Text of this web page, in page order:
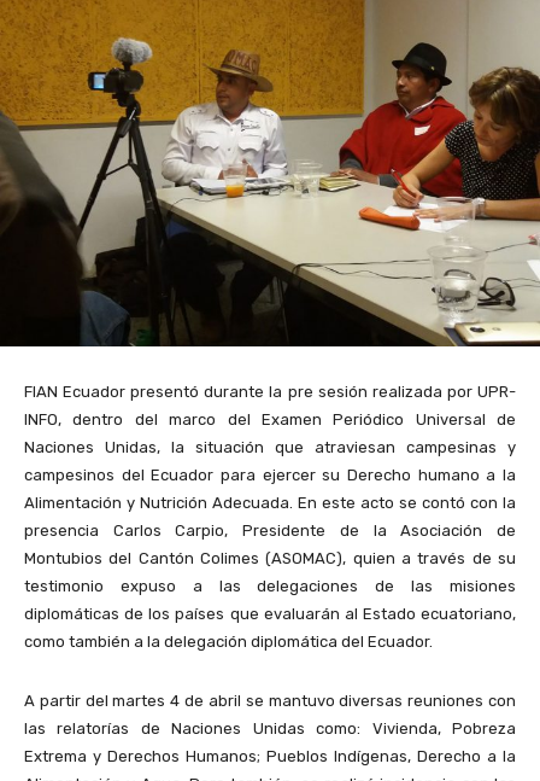
FIAN Ecuador presentó durante la pre sesión realizada por UPR-
INFO, dentro del marco del Examen Periódico Universal de
Naciones Unidas, la situación que atraviesan campesinas y
campesinos del Ecuador para ejercer su Derecho humano a la
Alimentación y Nutrición Adecuada. En este acto se contó con la
presencia Carlos Carpio, Presidente de la Asociación de
Montubios del Cantón Colimes (ASOMAC), quien a través de su
testimonio expuso a las delegaciones de las misiones
diplomáticas de los países que evaluarán al Estado ecuatoriano,
como también a la delegación diplomática del Ecuador.
A partir del martes 4 de abril se mantuvo diversas reuniones con
las relatorías de Naciones Unidas como: Vivienda, Pobreza
Extrema y Derechos Humanos; Pueblos Indígenas, Derecho a la